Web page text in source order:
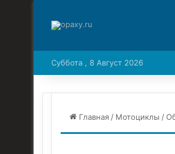
Суббота , 8 Август 2026
Главная / Мотоциклы /